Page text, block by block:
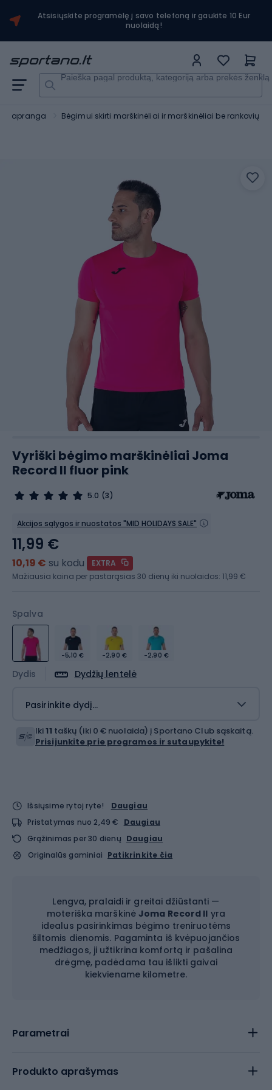
Atsisiųskite programėlę į savo telefoną ir gaukite 10 Eur
nuolaidą!
Paieška pagal produktą, kategoriją arba prekės ženklą
apranga Bėgimui skirti marškinėliai ir marškinėliai be rankovių
Vyriški bėgimo marškinėliai Joma
Record II fluor pink
5.0 (3)
Akcijos sąlygos ir nuostatos "MID HOLIDAYS SALE"
Spalva
-5,10 € -2,90 € -2,90 €
Dydis Dydžių lentelė
Pasirinkite dydį...
11,99 €
10,19 € su kodu
EXTRA
Mažiausia kaina per pastarąsias 30 dienų iki nuolaidos: 11,99 €
Iki11 taškų (iki 0 € nuolaida) į Sportano Club sąskaitą.
Prisijunkite prie programos ir sutaupykite!
Išsiųsime rytoj ryte!
Daugiau
Pristatymas nuo 2,49 €
Daugiau
Grąžinimas per 30 dienų Daugiau
Originalūs gaminiai Patikrinkite čia
Lengva, pralaidi ir greitai džiūstanti —
moteriška marškinėJoma Record II yra
idealus pasirinkimas bėgimo treniruotėms
šiltomis dienomis. Pagaminta iš kvėpuojančios
medžiagos, ji užtikrina komfortą ir pašalina
drėgmę, padėdama tau išlikti gaivai
kiekviename kilometre.
Parametrai
Produkto aprašymas